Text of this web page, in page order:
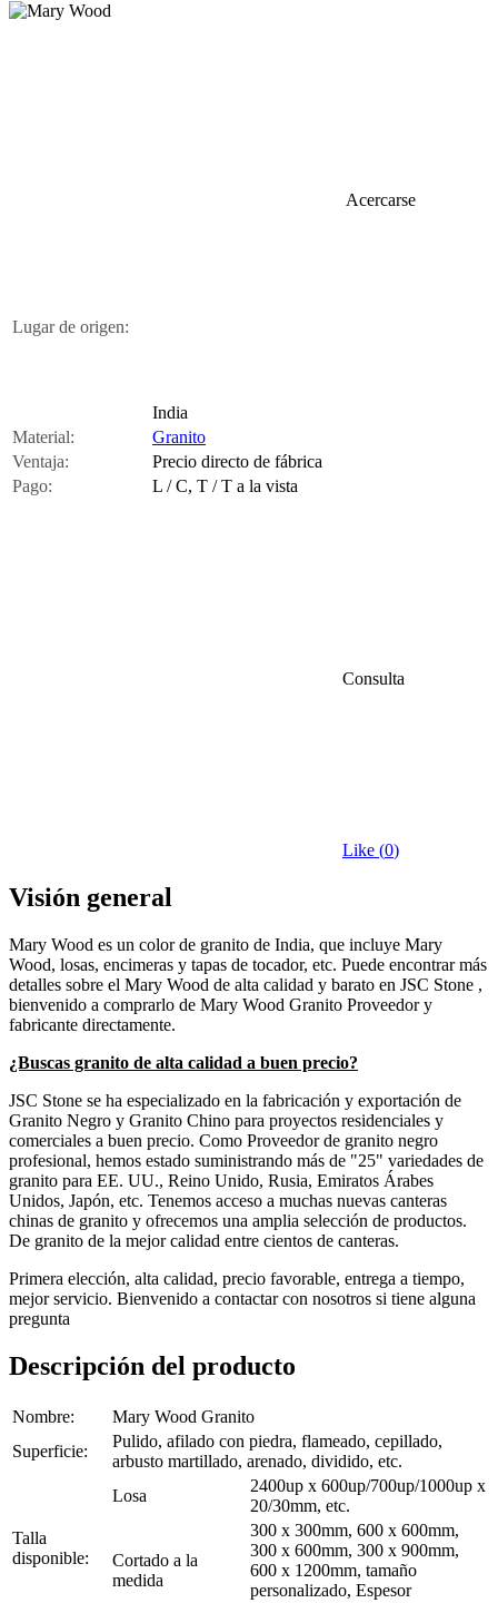
Acercarse
Lugar de origen:
India
Material:
Granito
Ventaja:
Precio directo de fábrica
Pago:
L / C, T / T a la vista
Consulta
Like (0)
Visión general
Mary Wood es un color de granito de India, que incluye Mary
Wood, losas, encimeras y tapas de tocador, etc. Puede encontrar más
detalles sobre el Mary Wood de alta calidad y barato en JSC Stone ,
bienvenido a comprarlo de Mary Wood Granito Proveedor y
fabricante directamente.
¿Buscas granito de alta calidad a buen precio?
JSC Stone se ha especializado en la fabricación y exportación de
Granito Negro y Granito Chino para proyectos residenciales y
comerciales a buen precio. Como Proveedor de granito negro
profesional, hemos estado suministrando más de "25" variedades de
granito para EE. UU., Reino Unido, Rusia, Emiratos Árabes
Unidos, Japón, etc. Tenemos acceso a muchas nuevas canteras
chinas de granito y ofrecemos una amplia selección de productos.
De granito de la mejor calidad entre cientos de canteras.
Primera elección, alta calidad, precio favorable, entrega a tiempo,
mejor servicio. Bienvenido a contactar con nosotros si tiene alguna
pregunta
Descripción del producto
Nombre:
Mary Wood Granito
Superficie:
Pulido, afilado con piedra, flameado, cepillado,
arbusto martillado, arenado, dividido, etc.
Talla
disponible:
Losa
2400up x 600up/700up/1000up x
20/30mm, etc.
Cortado a la
medida
300 x 300mm, 600 x 600mm,
300 x 600mm, 300 x 900mm,
600 x 1200mm, tamaño
personalizado, Espesor